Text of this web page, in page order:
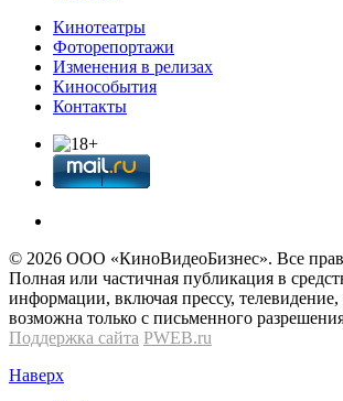
Кинотеатры
Фоторепортажи
Изменения в релизах
Кинособытия
Контакты
© 2026 OOО «КиноВидеоБизнес». Все
Полная или частичная публикация в
информации, включая прессу,
возможна только с письменного
Поддержка сайта PWEB.ru
Наверх